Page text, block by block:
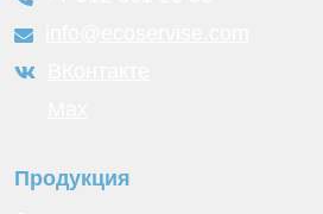
Продукция